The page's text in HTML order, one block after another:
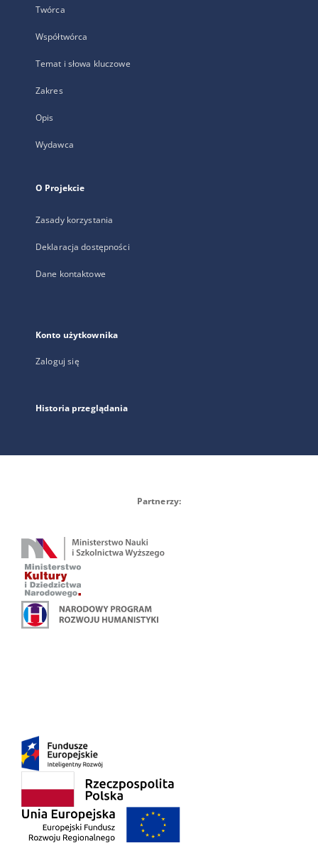
Twórca
Współtwórca
Temat i słowa kluczowe
Zakres
Opis
Wydawca
O Projekcie
Zasady korzystania
Deklaracja dostępności
Dane kontaktowe
Konto użytkownika
Zaloguj się
Historia przeglądania
Partnerzy: